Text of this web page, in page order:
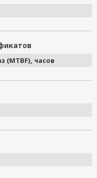
(MTBF), часов